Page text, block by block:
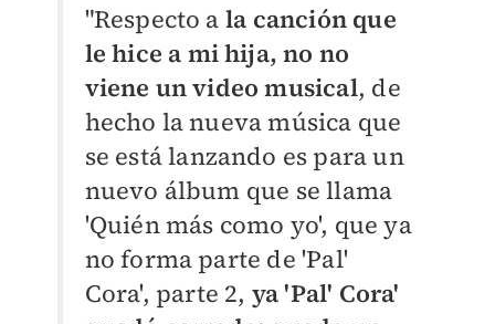
"Respecto a la canción que
le hice a mi hija, no no
viene un video musical, de
hecho la nueva música que
se está lanzando es para un
nuevo álbum que se llama
'Quién más como yo', que ya
no forma parte de 'Pal'
Cora', parte 2, ya 'Pal' Cora'